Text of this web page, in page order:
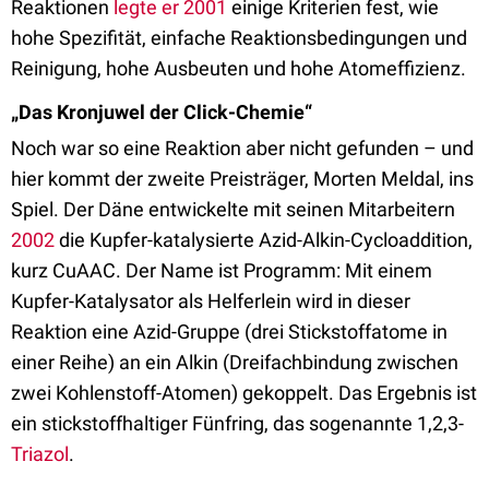
Reaktionen legte er 2001 einige Kriterien fest, wie
hohe Spezifität, einfache Reaktionsbedingungen und
Reinigung, hohe Ausbeuten und hohe Atomeffizienz.
„Das Kronjuwel der Click-Chemie“
Noch war so eine Reaktion aber nicht gefunden – und
hier kommt der zweite Preisträger, Morten Meldal, ins
Spiel. Der Däne entwickelte mit seinen Mitarbeitern
2002die Kupfer-katalysierte Azid-Alkin-Cycloaddition,
kurz CuAAC. Der Name ist Programm: Mit einem
Kupfer-Katalysator als Helferlein wird in dieser
Reaktion eine Azid-Gruppe (drei Stickstoffatome in
einer Reihe) an ein Alkin (Dreifachbindung zwischen
zwei Kohlenstoff-Atomen) gekoppelt. Das Ergebnis ist
ein stickstoffhaltiger Fünfring, das sogenannte 1,2,3-
Triazol.